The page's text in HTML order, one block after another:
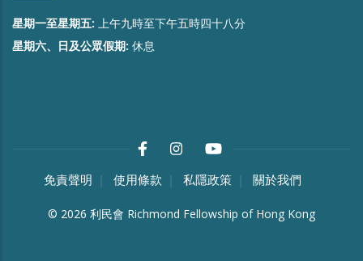
星期一至星期五: 上午九時至下午五時四十八分
星期六、日及公眾假期: 休息
免責聲明 使用條款 私隱政策 關於我們
© 2026 利民會 Richmond Fellowship of Hong Kong